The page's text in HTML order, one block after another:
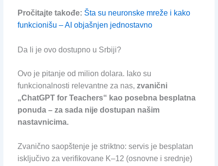
Pročitajte takođe: Šta su neuronske mreže i kako
funkcionišu – AI objašnjen jednostavno
Da li je ovo dostupno u Srbiji?
Ovo je pitanje od milion dolara. Iako su
funkcionalnosti relevantne za nas, zvanični
„ChatGPT for Teachers“ kao posebna besplatna
ponuda – za sada nije dostupan našim
nastavnicima.
Zvanično saopštenje je striktno: servis je besplatan
isključivo za verifikovane K–12 (osnovne i srednje)